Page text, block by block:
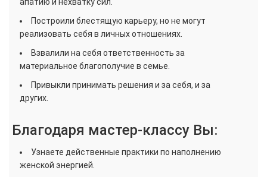
Построили блестящую карьеру, но не могут
реализовать себя в личных отношениях.
Взвалили на себя ответственность за
материальное благополучие в семье.
Привыкли принимать решения и за себя, и за
других.
Благодаря мастер-классу Вы:
Узнаете действенные практики по наполнению
женской энергией.